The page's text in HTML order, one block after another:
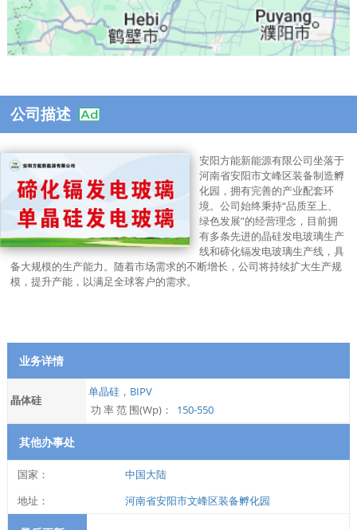
公司描述
安阳方能新能源有限公司坐落于
河南省安阳市文峰区装备制造孵
化园，拥有完善的产业配套环
境。公司始终秉持“品质至上、
绿色发展”的经营理念，目前拥
有多条先进的晶硅发电玻璃生产
线和碲化镉发电玻璃生产线，具
备大规模的生产能力。随着市场需求的不断增长，公司将持续扩大生产规
模，提升产能，以满足全球客户的需求。
业务详情
晶体硅
单晶硅，BIPV
功 率 范 围(Wp)：
150-550
其他办事处
国家：
中国大陆
地址：
河南省安阳市文峰区装备孵化园